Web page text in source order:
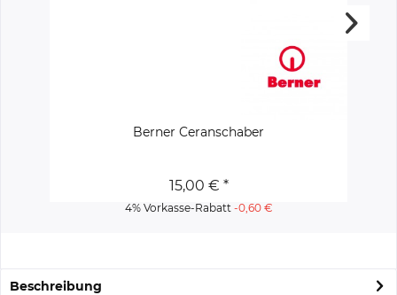
Berner Ceranschaber
15,00 € *
4% Vorkasse-Rabatt -0,60 €
Beschreibung